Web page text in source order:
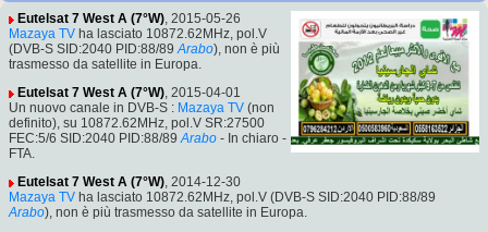
Eutelsat 7 West A (7°W), 2015-05-26
Mazaya TV ha lasciato 10872.62MHz, pol.V
(DVB-S SID:2040 PID:88/89 Arabo), non è più
trasmesso da satellite in Europa.
Eutelsat 7 West A (7°W), 2015-04-01
Un nuovo canale in DVB-S : Mazaya TV (non
definito), su 10872.62MHz, pol.V SR:27500
FEC:5/6 SID:2040 PID:88/89 Arabo - In chiaro -
FTA.
Eutelsat 7 West A (7°W), 2014-12-30
Mazaya TV ha lasciato 10872.62MHz, pol.V (DVB-S SID:2040 PID:88/89
Arabo), non è più trasmesso da satellite in Europa.